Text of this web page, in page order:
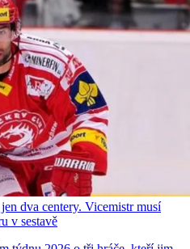
dva centery. Vicemistr musí
v sestavě